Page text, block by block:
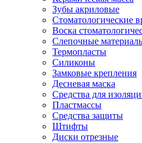
Зубы акриловые
Стоматологические
Воска
Слепочные
Термопласты
Силиконы
Замковые крепления
Десневая маска
Средства для
Пластмассы
Средства защиты
Штифты
Диски отрезные